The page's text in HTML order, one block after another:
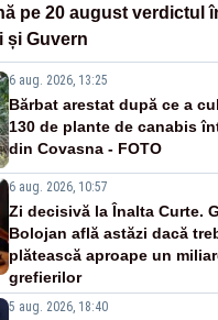
pe 20 august verdictul
și Guvern
6 aug. 2026, 13:25
Bărbat arestat după ce a
130 de plante de canabis
din Covasna - FOTO
6 aug. 2026, 10:57
Zi decisivă la Înalta Curte.
Bolojan află astăzi dacă
plătească aproape un
grefierilor
5 aug. 2026, 18:40